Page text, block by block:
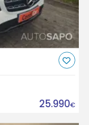
25.990€